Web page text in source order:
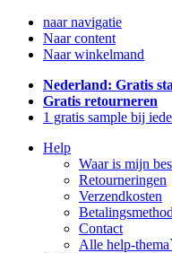
naar navigatie
Naar content
Naar winkelmand
Nederland: Gratis
Gratis retourneren
1 gratis sample bij
Help
Waar is mijn
Retourneringen
Verzendkosten
Contact
Alle help-